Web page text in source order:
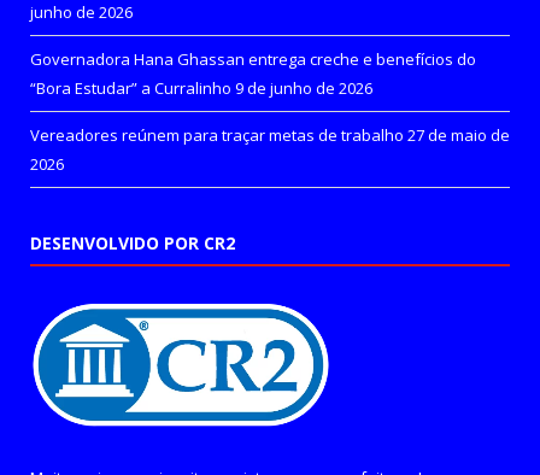
junho de 2026
Governadora Hana Ghassan entrega creche e benefícios do
“Bora Estudar” a Curralinho 9 de junho de 2026
Vereadores reúnem para traçar metas de trabalho 27 de maio de
2026
DESENVOLVIDO POR CR2